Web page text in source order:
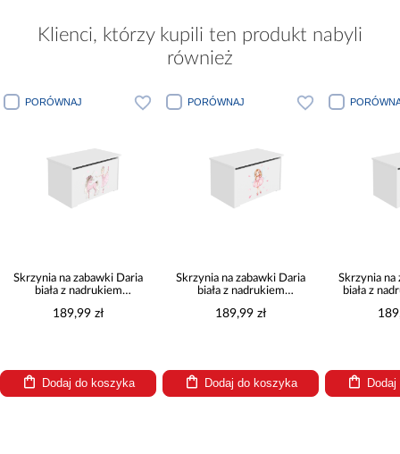
Klienci, którzy kupili ten produkt nabyli
również
PORÓWNAJ
Skrzynia na zabawki Daria
biała z nadrukiem
189,99 zł
Dodaj do koszyka
PORÓWNAJ
Skrzynia na zabawki Daria
biała z nadrukiem
skrzydełkami
189,99 zł
Dodaj do koszyka
Skrzynia na
biała z